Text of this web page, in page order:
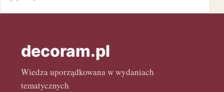
luty 2022
decoram.pl
Wiedza uporządkowana w wydaniach
tematycznych